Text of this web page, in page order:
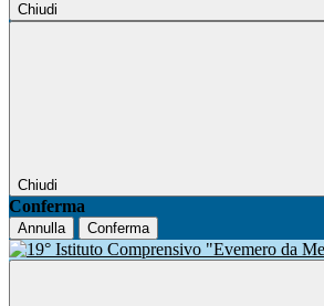
Chiudi
Chiudi
Conferma
Annulla Conferma